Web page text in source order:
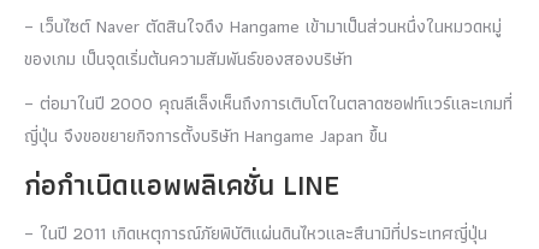
– เว็บไซต์ Naver ตัดสินใจดึง Hangame เข้ามาเป็นส่วนหนึ่งในหมวดหมู่
ของเกม เป็นจุดเริ่มต้นความสัมพันธ์ของสองบริษัท
– ต่อมาในปี 2000 คุณลีเล็งเห็นถึงการเติบโตในตลาดซอฟท์แวร์และเกมที่
ญี่ปุ่น จึงขอขยายกิจการตั้งบริษัท Hangame Japan ขึ้น
ก่อกำเนิดแอพพลิเคชั่น LINE
– ในปี 2011 เกิดเหตุการณ์ภัยพิบัติแผ่นดินไหวและสึนามิที่ประเทศญี่ปุ่น